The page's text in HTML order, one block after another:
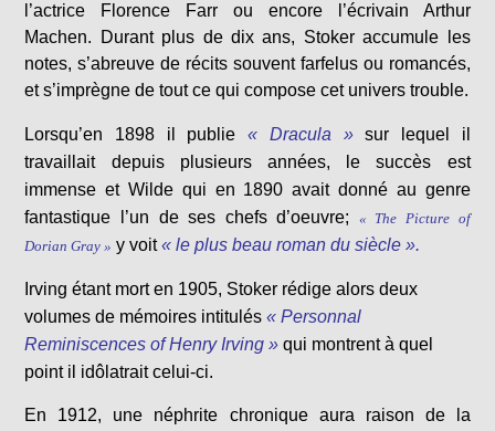
l’actrice Florence Farr ou encore l’écrivain Arthur
Machen. Durant plus de dix ans, Stoker accumule les
notes, s’abreuve de récits souvent farfelus ou romancés,
et s’imprègne de tout ce qui compose cet univers trouble.
Lorsqu’en 1898 il publie« Dracula »
sur lequel il
travaillait depuis plusieurs années, le succès est
immense et Wilde qui en 1890 avait donné au genre
fantastique l’un de ses chefs d’oeuvre; « The Picture of
Dorian Gray » y voit« le plus beau roman du siècle ».
Irving étant mort en 1905, Stoker rédige alors deux
volumes de mémoires intitulés « Personnal
Reminiscences of Henry Irving » qui montrent à quel
point il idôlatrait celui-ci.
En 1912, une néphrite chronique aura raison de la